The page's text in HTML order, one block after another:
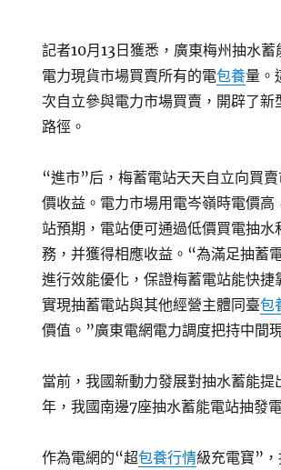
記者10月13日獲悉，廣東梅州抽水
電力現貨市場買賣所有的電包養量。
次自立參與電力市場買賣，開辟了新
路徑。
“進市”后，梅蓄電站天天自立向買
價收益。電力市場用電岑嶺時電價
站預期，電站便可通過低價買電抽
務，并獲得相應收益。“為滿足抽蓄
進行效能優化，保證梅蓄電站能快捷
實現抽蓄電站與其他經營主體同臺包
價值。”廣東電網電力調度把持中間
當前，我國新動力發展對抽水蓄能
年，我國南邊7座抽水蓄能電站抽發
作為電網的“超包養行情級充電寶”